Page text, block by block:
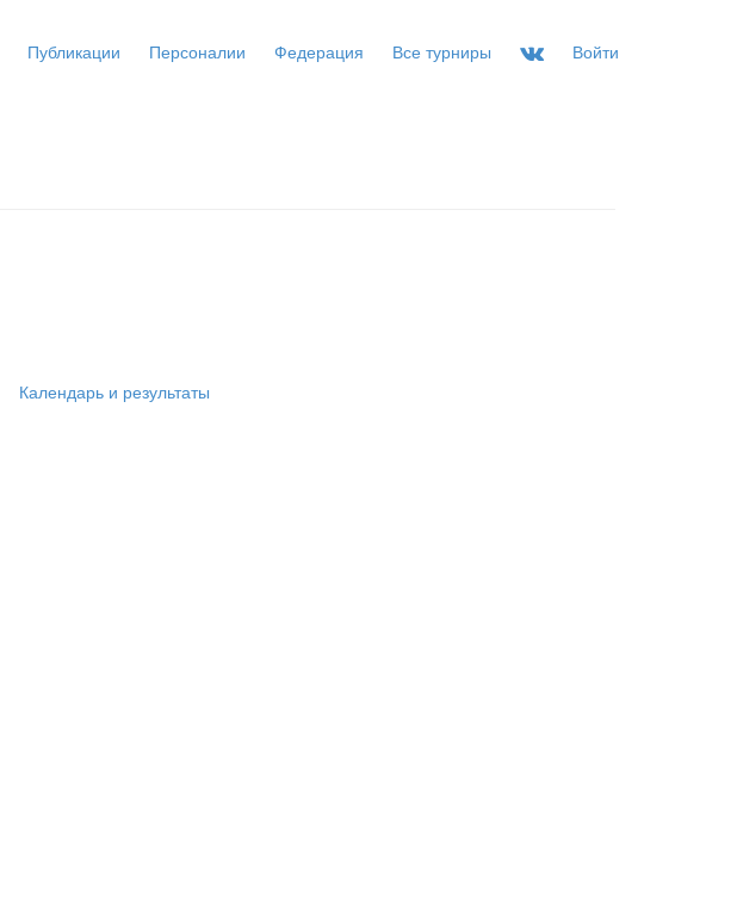
Публикации Персоналии Федерация Все турниры Войти
Календарь и результаты